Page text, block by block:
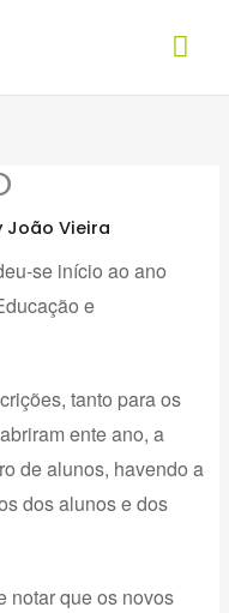
João Vieira
se início ao ano
e
tanto para os
ente ano, a
de alunos, havendo a
dos alunos e dos
notar que os novos